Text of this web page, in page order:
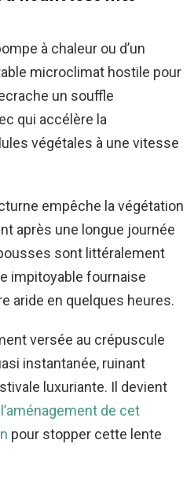
à chaleur ou d’un
microclimat hostile pour
un souffle
qui accélère la
végétales à une vitesse
empêche la végétation
après une longue journée
sont littéralement
impitoyable fournaise
aride en quelques heures.
versée au crépuscule
instantanée, ruinant
luxuriante. Il devient
l’aménagement de cet
pour stopper cette lente